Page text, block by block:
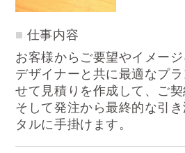
仕事内容
お客様からご要望やイメージ
デザイナーと共に最適なプ
せて見積りを作成して、ご契
そして発注から最終的な引
タルに手掛けます。